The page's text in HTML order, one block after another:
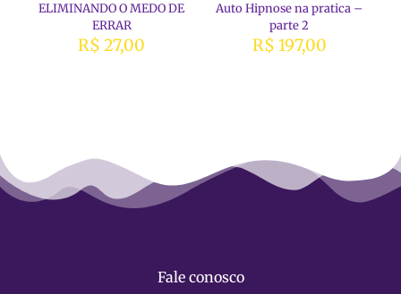
ELIMINANDO O MEDO DE
ERRAR
R$ 27,00
Auto Hipnose na pratica –
parte 2
R$ 197,00
Fale conosco